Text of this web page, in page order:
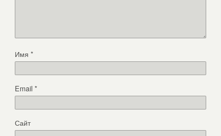
Имя *
Email*
Сайт